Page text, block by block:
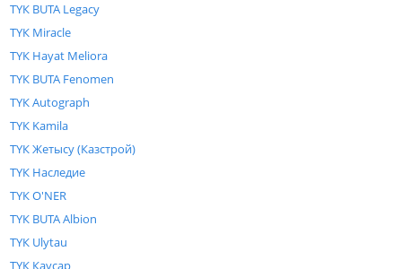
ТҮК BUTA Legacy
ТҮК Miracle
ТҮК Hayat Meliora
ТҮК BUTA Fenomen
ТҮК Autograph
ТҮК Kamila
ТҮК Жетысу (Казстрой)
ТҮК Наследие
ТҮК O'NER
ТҮК BUTA Albion
ТҮК Ulytau
ТҮК Каусар